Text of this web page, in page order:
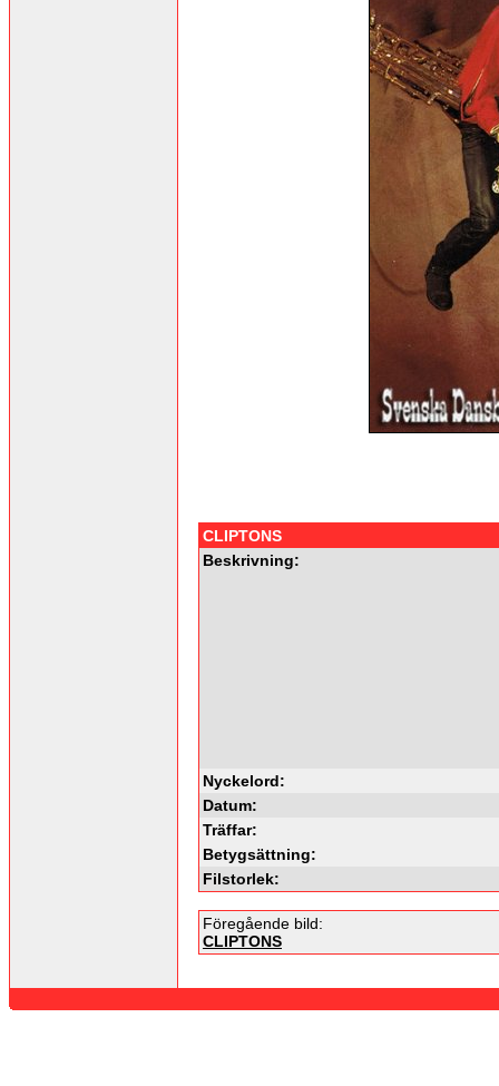
CLIPTONS
Beskrivning:
Nyckelord:
Datum:
Träffar:
Betygsättning:
Filstorlek:
Föregående bild:
CLIPTONS